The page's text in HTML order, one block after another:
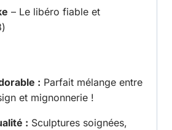
– Le libéro fiable et
: Parfait mélange entre
et mignonnerie !
: Sculptures soignées,